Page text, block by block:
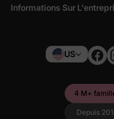
Informations Sur
US
4 M+
Depuis